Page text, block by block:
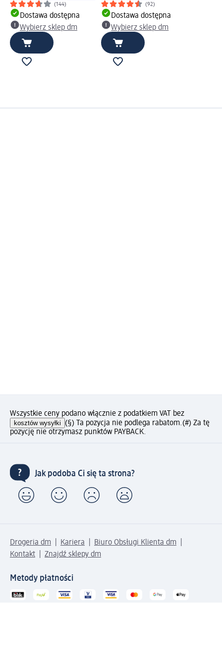
(144)
Dostawa dostępna
Wybierz sklep dm
(92)
Dostawa dostępna
Wybierz sklep dm
Wszystkie ceny podano włącznie z podatkiem VAT bez
kosztów wysyłki (§) Ta pozycja nie podlega rabatom.(#) Za tę
pozycję nie otrzymasz punktów PAYBACK.
Jak podoba Ci się ta strona?
Drogeria dm Kariera
Biuro Obsługi Klienta dm
Kontakt
Znajdź sklepy dm
Metody płatności